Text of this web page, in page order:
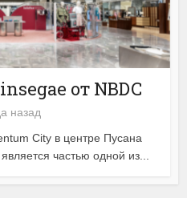
от NBDC
назад
City в центре Пусана
частью одной из...